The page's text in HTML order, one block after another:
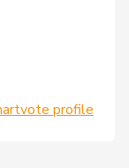
profile